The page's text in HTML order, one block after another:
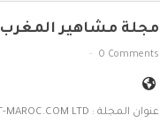
مجلة مشاهير المغرب
0 Comments
عنوان المجلة : ET-MAROC.COM LTD